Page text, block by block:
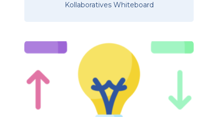
Kollaboratives Whiteboard